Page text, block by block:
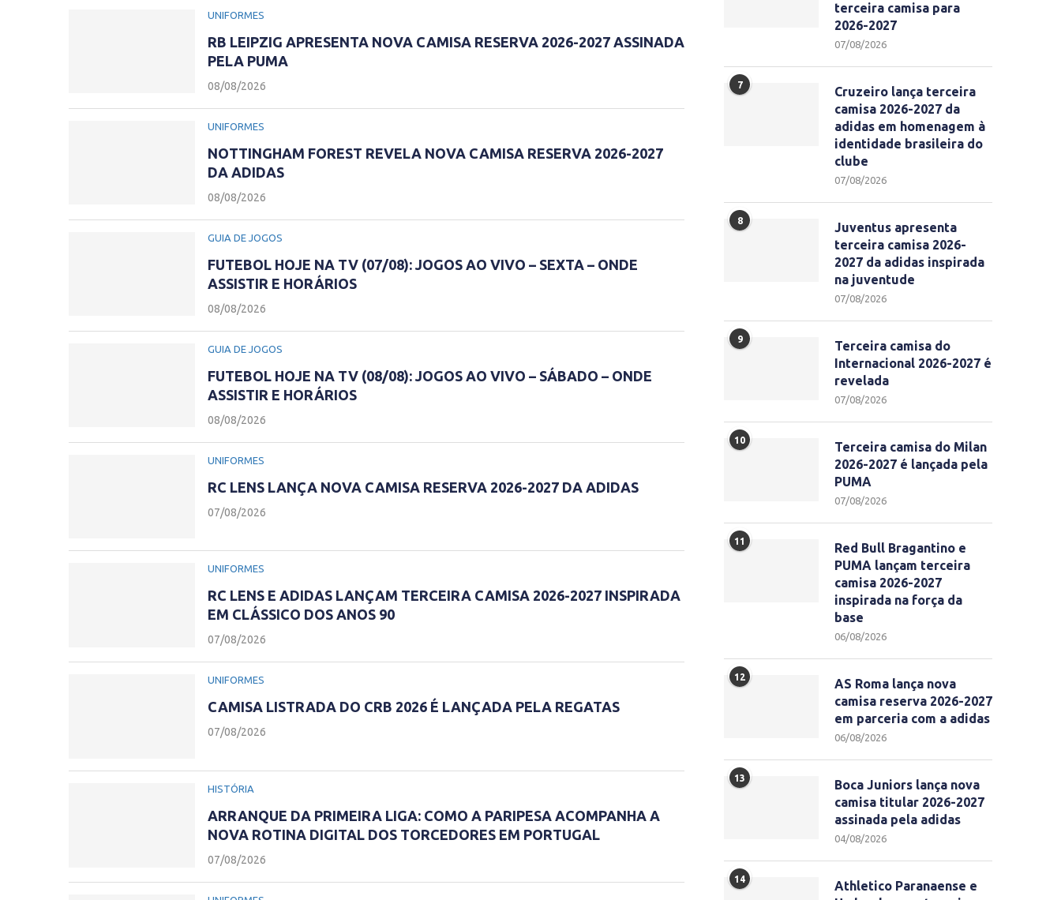
UNIFORMES
RB LEIPZIG APRESENTA NOVA CAMISA RESERVA 2026-2027 ASSINADA
PELA PUMA
08/08/2026
UNIFORMES
NOTTINGHAM FOREST REVELA NOVA CAMISA RESERVA 2026-2027
DA ADIDAS
08/08/2026
GUIA DE JOGOS
FUTEBOL HOJE NA TV (07/08): JOGOS AO VIVO – SEXTA – ONDE
ASSISTIR E HORÁRIOS
08/08/2026
GUIA DE JOGOS
FUTEBOL HOJE NA TV (08/08): JOGOS AO VIVO – SÁBADO – ONDE
ASSISTIR E HORÁRIOS
08/08/2026
UNIFORMES
RC LENS LANÇA NOVA CAMISA RESERVA 2026-2027 DA ADIDAS
07/08/2026
UNIFORMES
RC LENS E ADIDAS LANÇAM TERCEIRA CAMISA 2026-2027 INSPIRADA
EM CLÁSSICO DOS ANOS 90
07/08/2026
UNIFORMES
CAMISA LISTRADA DO CRB 2026 É LANÇADA PELA REGATAS
07/08/2026
HISTÓRIA
ARRANQUE DA PRIMEIRA LIGA: COMO A PARIPESA ACOMPANHA A
NOVA ROTINA DIGITAL DOS TORCEDORES EM PORTUGAL
07/08/2026
terceira camisa para
2026-2027
07/08/2026
7
Cruzeiro lança terceira
camisa 2026-2027 da
adidas em homenagem à
identidade brasileira do
clube
07/08/2026
8
Juventus apresenta
terceira camisa 2026-
2027 da adidas inspirada
na juventude
07/08/2026
9
Terceira camisa do
Internacional 2026-2027 é
revelada
07/08/2026
10
Terceira camisa do Milan
2026-2027 é lançada pela
PUMA
07/08/2026
11
Red Bull Bragantino e
PUMA lançam terceira
camisa 2026-2027
inspirada na força da
base
06/08/2026
12
AS Roma lança nova
camisa reserva 2026-2027
em parceria com a adidas
06/08/2026
13
Boca Juniors lança nova
camisa titular 2026-2027
assinada pela adidas
04/08/2026
14
Athletico Paranaense e